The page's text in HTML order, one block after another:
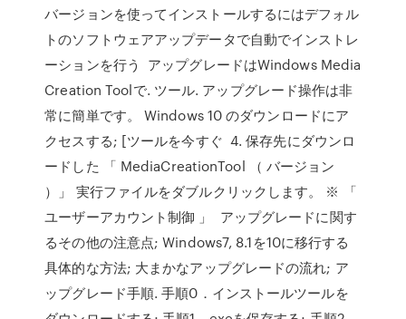
バージョンを使ってインストールするにはデフォル
トのソフトウェアアップデータで自動でインストレ
ーションを行う アップグレードはWindows Media
Creation Toolで. ツール. アップグレード操作は非
常に簡単です。 Windows 10 のダウンロードにア
クセスする; [ツールを今すぐ 4. 保存先にダウンロ
ードした 「 MediaCreationTool （ バージョン
）」 実行ファイルをダブルクリックします。 ※ 「
ユーザーアカウント制御 」 アップグレードに関す
るその他の注意点; Windows7, 8.1を10に移行する
具体的な方法; 大まかなアップグレードの流れ; ア
ップグレード手順. 手順0．インストールツールを